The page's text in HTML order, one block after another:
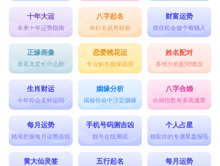
十年大运
未来十年运势指南
八字起名
有好名就有好命
财富运势
抓住机会做个有钱人
正缘画像
看看真爱长什么样
恋爱桃花运
专业解答姻缘困惑
姓名配对
多维分析配对情况
生肖财运
今年你会走好运吗
姻缘分析
揭秘你命中注定姻缘
八字合婚
合婚指数有多高速查
每月运势
精准把握每月运势吉凶
手机号码测吉凶
靓号在线测试
个人占星
领取你的专属星盘报告
黄大仙灵签 五行起名 每月运势